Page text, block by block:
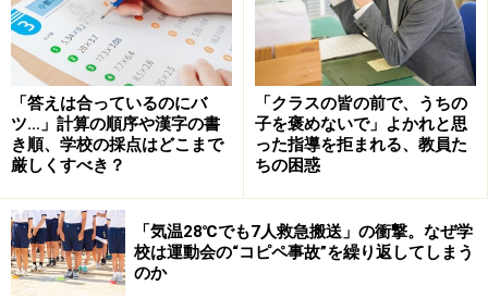
す。1回目、2回目、3回目と間を空けて、回数を重ねる
ことで、だんだん記憶に残る期間が長くなっていくので
す。
100のことを100全て1日に一気に覚えるのではなく、小
分けに復習しながら覚える、期間を置いて覚えているか
を確認して、忘れていたものを覚え直す、こういうサイ
クルで勉強すると長い間、頭に残ります。また、もしド
イツの心理学者である、ヘルマン・エビングハウスが考
案した、人が忘却するメカニズムを端的に表した「エビ
「答えは合っているのにバ
ツ…」計算の順序や漢字の書
き順、学校の採点はどこまで
厳しくすべき？
「クラスの皆の前で、うちの
子を褒めないで」よかれと思
った指導を拒まれる、教員た
ちの困惑
「気温28℃でも7人救急搬送」の衝撃。なぜ学
校は運動会の“コピペ事故”を繰り返してしまう
のか